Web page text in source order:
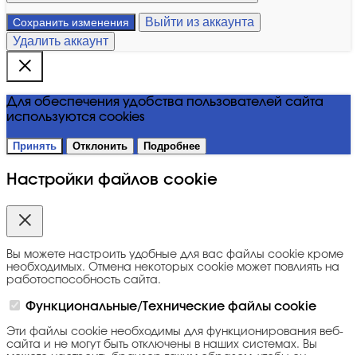
Сохранить изменения
Выйти из аккаунта
Удалить аккаунт
Для обеспечения удобства пользователей сайта
используются cookies
Принять Отклонить Подробнее
Настройки файлов cookie
Вы можете настроить удобные для вас файлы cookie кроме
необходимых. Отмена некоторых cookie может повлиять на
работоспособность сайта.
Функциональные/Технические файлы cookie
Эти файлы cookie необходимы для функционирования веб-
сайта и не могут быть отключены в наших системах. Вы